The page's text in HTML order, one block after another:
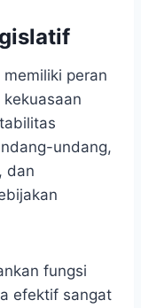
peran
undang,
dan
fungsi
efektif sangat